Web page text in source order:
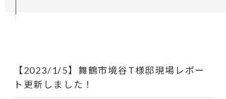
【2023/1/5】舞鶴市境谷T様邸現場レポー
ト更新しました！